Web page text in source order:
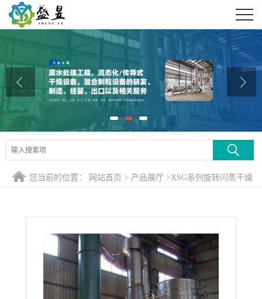
公司介绍
公司动态
产品展厅
证书荣誉
联系方式
您当前的位置： 网站首页 > 产品展厅 >XSG系列旋转闪蒸干燥